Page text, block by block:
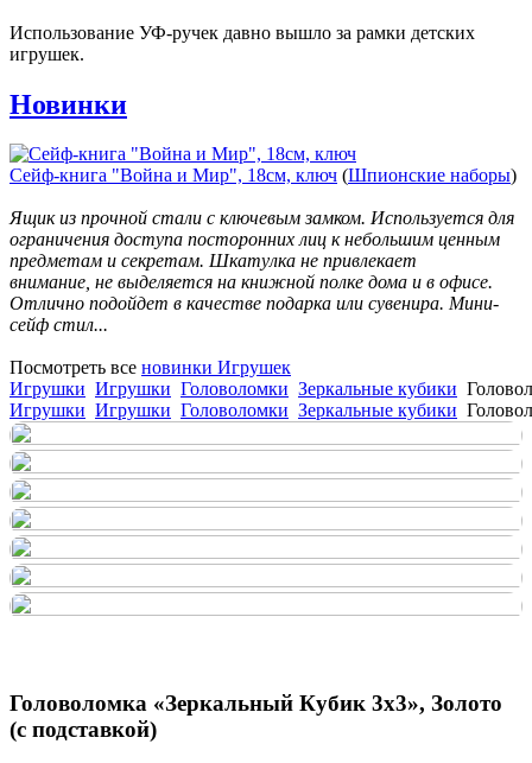
Использование УФ-ручек давно вышло за рамки детских
игрушек.
Новинки
Сейф-книга "Война и Мир", 18см, ключ (Шпионские наборы)
Ящик из прочной стали с ключевым замком. Используется для
ограничения доступа посторонних лиц к небольшим ценным
предметам и секретам. Шкатулка не привлекает
внимание, не выделяется на книжной полке дома и в офисе.
Отлично подойдет в качестве подарка или сувенира. Мини-
сейф стил...
Посмотреть все новинки Игрушек
Игрушки Игрушки Головоломки Зеркальные кубики
Игрушки Игрушки Головоломки Зеркальные кубики
Головоломка «Зеркальный Кубик 3х3», Золото
(с подставкой)